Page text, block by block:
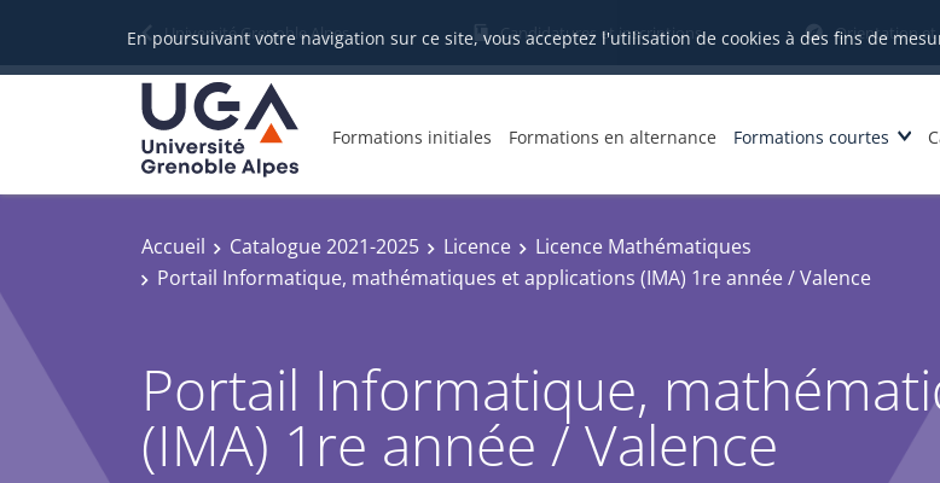
En poursuivant votre navigation sur ce site, vous acceptez l'utilisation de cookies à des fins de
Université Grenoble Alpes Candidatures et inscriptions Orientation et
Formations initiales Formations en alternance Formations courtes
Accueil Catalogue 2021-2025 Licence
Licence Mathématiques
Portail Informatique, mathématiques et applications (IMA) 1re année / Valence
Portail Informatique,
(IMA) 1re année / Valence